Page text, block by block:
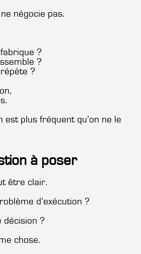
négocie pas.
?
?
?
est plus fréquent qu’on ne le
à poser
être clair.
d’exécution ?
décision ?
chose.